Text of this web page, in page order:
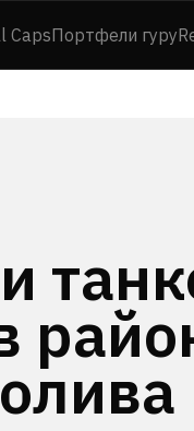
CapsПортфели гуру